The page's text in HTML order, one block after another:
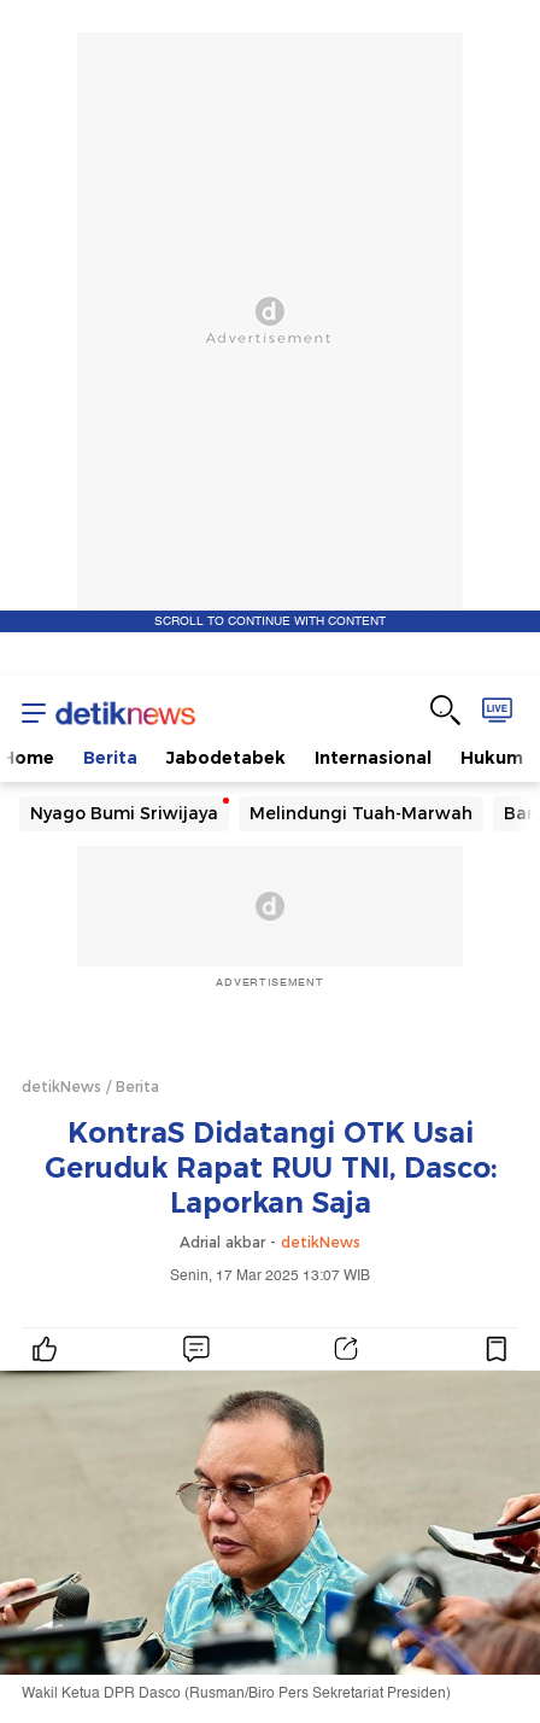
SCROLL TO CONTINUE WITH CONTENT
Home Berita Jabodetabek Internasional Hukum
Nyago Bumi Sriwijaya Melindungi Tuah-Marwah
ADVERTISEMENT
detikNews Berita
KontraS Didatangi OTK Usai
Geruduk Rapat RUU TNI, Dasco:
Laporkan Saja
Adrial akbar - detikNews
Senin, 17 Mar 2025 13:07 WIB
Wakil Ketua DPR Dasco (Rusman/Biro Pers Sekretariat Presiden)